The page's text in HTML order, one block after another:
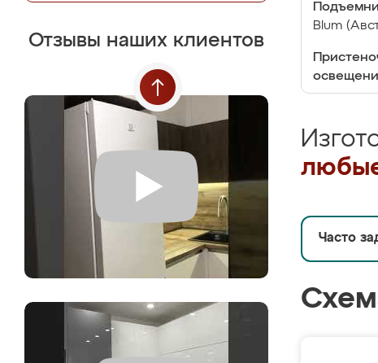
Отзывы наших клиентов
Blum
Часто